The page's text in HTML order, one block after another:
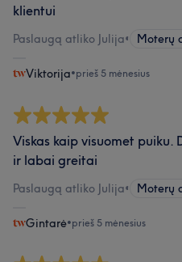
klientui
Paslaugą atliko Julija• Moterų
Viktorija•prieš 5 mėnesius
Viskas kaip visuomet
ir labai greitai
Paslaugą atliko Julija• Moterų
Gintarė•prieš 5 mėnesius